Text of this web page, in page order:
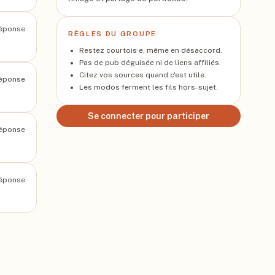
RÈGLES DU GROUPE
Restez courtois·e, même en désaccord.
Pas de pub déguisée ni de liens affiliés.
Citez vos sources quand c'est utile.
Les modos ferment les fils hors-sujet.
Se connecter pour participer